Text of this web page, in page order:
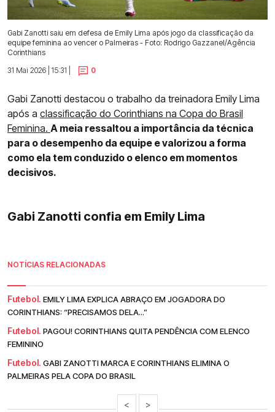
Gabi Zanotti saiu em defesa de Emily Lima após jogo da classificação da
equipe feminina ao vencer o Palmeiras - Foto: Rodrigo Gazzanel/Agência
Corinthians
31 Mai 2026 | 15:31 |
0
Gabi Zanotti destacou o trabalho da treinadora Emily Lima
após a classificação do Corinthians na Copa do Brasil
Feminina. A meia ressaltou a importância da técnica
para o desempenho da equipe e valorizou a forma
como ela tem conduzido o elenco em momentos
decisivos.
Gabi Zanotti confia em Emily Lima
NOTÍCIAS RELACIONADAS
Futebol. EMILY LIMA EXPLICA ABRAÇO EM JOGADORA DO
CORINTHIANS: “PRECISAMOS DELA...”
Futebol. PAGOU! CORINTHIANS QUITA PENDÊNCIA COM ELENCO
FEMININO
Futebol. GABI ZANOTTI MARCA E CORINTHIANS ELIMINA O
PALMEIRAS PELA COPA DO BRASIL
< >